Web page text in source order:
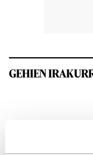
GEHIEN